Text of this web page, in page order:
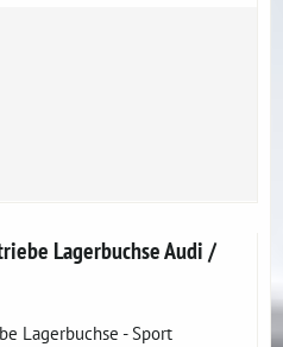
Lagerbuchse Audi /
Lagerbuchse - Sport